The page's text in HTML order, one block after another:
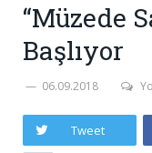
“Müzede
Başlıyor
06.09.2018
Tweet